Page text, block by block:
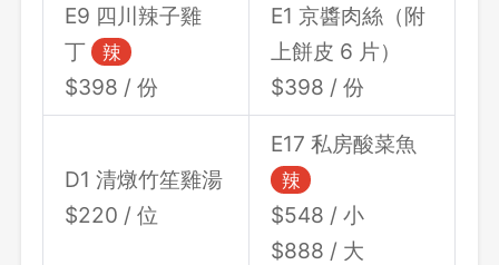
E9 四川辣子雞
丁 辣
$398 / 份
E1 京醬肉絲（附
上餅皮 6 片）
$398 / 份
D1 清燉竹笙雞湯
$220 / 位
E17 私房酸菜魚
辣
$548 / 小
$888 / 大